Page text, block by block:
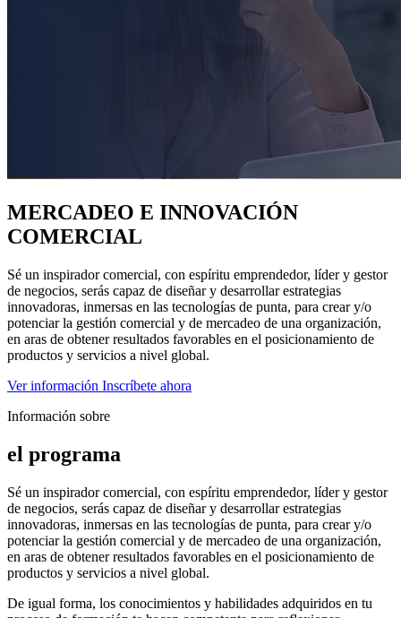
MERCADEO E INNOVACIÓN
COMERCIAL
Sé un inspirador comercial, con espíritu emprendedor, líder y gestor
de negocios, serás capaz de diseñar y desarrollar estrategias
innovadoras, inmersas en las tecnologías de punta, para crear y/o
potenciar la gestión comercial y de mercadeo de una organización,
en aras de obtener resultados favorables en el posicionamiento de
productos y servicios a nivel global.
Ver información Inscríbete ahora
Información sobre
el programa
Sé un inspirador comercial, con espíritu emprendedor, líder y gestor
de negocios, serás capaz de diseñar y desarrollar estrategias
innovadoras, inmersas en las tecnologías de punta, para crear y/o
potenciar la gestión comercial y de mercadeo de una organización,
en aras de obtener resultados favorables en el posicionamiento de
productos y servicios a nivel global.
De igual forma, los conocimientos y habilidades adquiridos en tu